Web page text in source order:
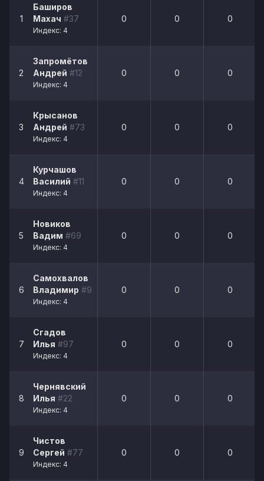
1
Баширов
Махач #37
Индекс: 4
0 0 0
2
Запромётов
Андрей #12
Индекс: 4
0 0 0
3
Крысанов
Андрей #73
Индекс: 4
0 0 0
4
Курчашов
Василий #11
Индекс: 4
0 0 0
5
Новиков
Вадим #69
Индекс: 4
0 0 0
6
Самохвалов
Владимир #94
Индекс: 4
0 0 0
7
Сгадов
Илья #97
Индекс: 4
0 0 0
8
Чернявский
Илья #22
Индекс: 4
0 0 0
9
Чистов
Сергей #77
Индекс: 4
0 0 0